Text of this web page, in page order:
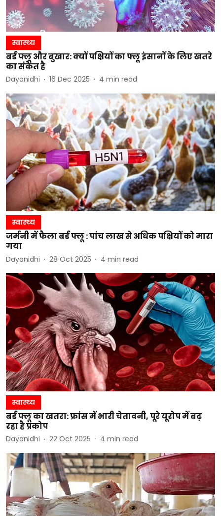
स्वास्थ्य
बर्ड फ्लू और बुखार: क्यों पक्षियों का फ्लू इंसानों के लिए खतरे
का संकेत है
Dayanidhi 16 Dec 2025 4 min read
स्वास्थ्य
जर्मनी में फैला बर्ड फ्लू : पांच लाख से अधिक पक्षियों को मारा
गया
Dayanidhi 28 Oct 2025 4 min read
स्वास्थ्य
बर्ड फ्लू का खतरा: फ्रांस में भारी चेतावनी, पूरे यूरोप में बढ़
रहा है प्रकोप
Dayanidhi 22 Oct 2025 4 min read